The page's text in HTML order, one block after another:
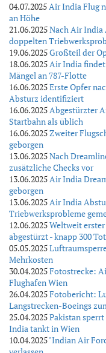
04.07.2025Air India Flug
an Höhe
21.06.2025Nach Air
doppelten
19.06.2025Großteil der
18.06.2025Air India
Mängel an 787-Flotte
16.06.2025Erste Opfer
Absturz identifiziert
16.06.2025Abgestürzter
Startbahn als üblich
16.06.2025Zweiter
geborgen
13.06.2025Nach
zusätzliche Checks vor
13.06.2025Air India
geborgen
13.06.2025Air India
Triebwerksprobleme
12.06.2025Weltweit
abgestürzt - knapp 300
05.05.2025
Mehrkosten
30.04.2025Fotostrecke:
Flughafen Wien
26.04.2025Fotobericht:
Langstrecken-Boeings
25.04.2025Pakistan
India tankt in Wien
10.04.2025"Indian Air